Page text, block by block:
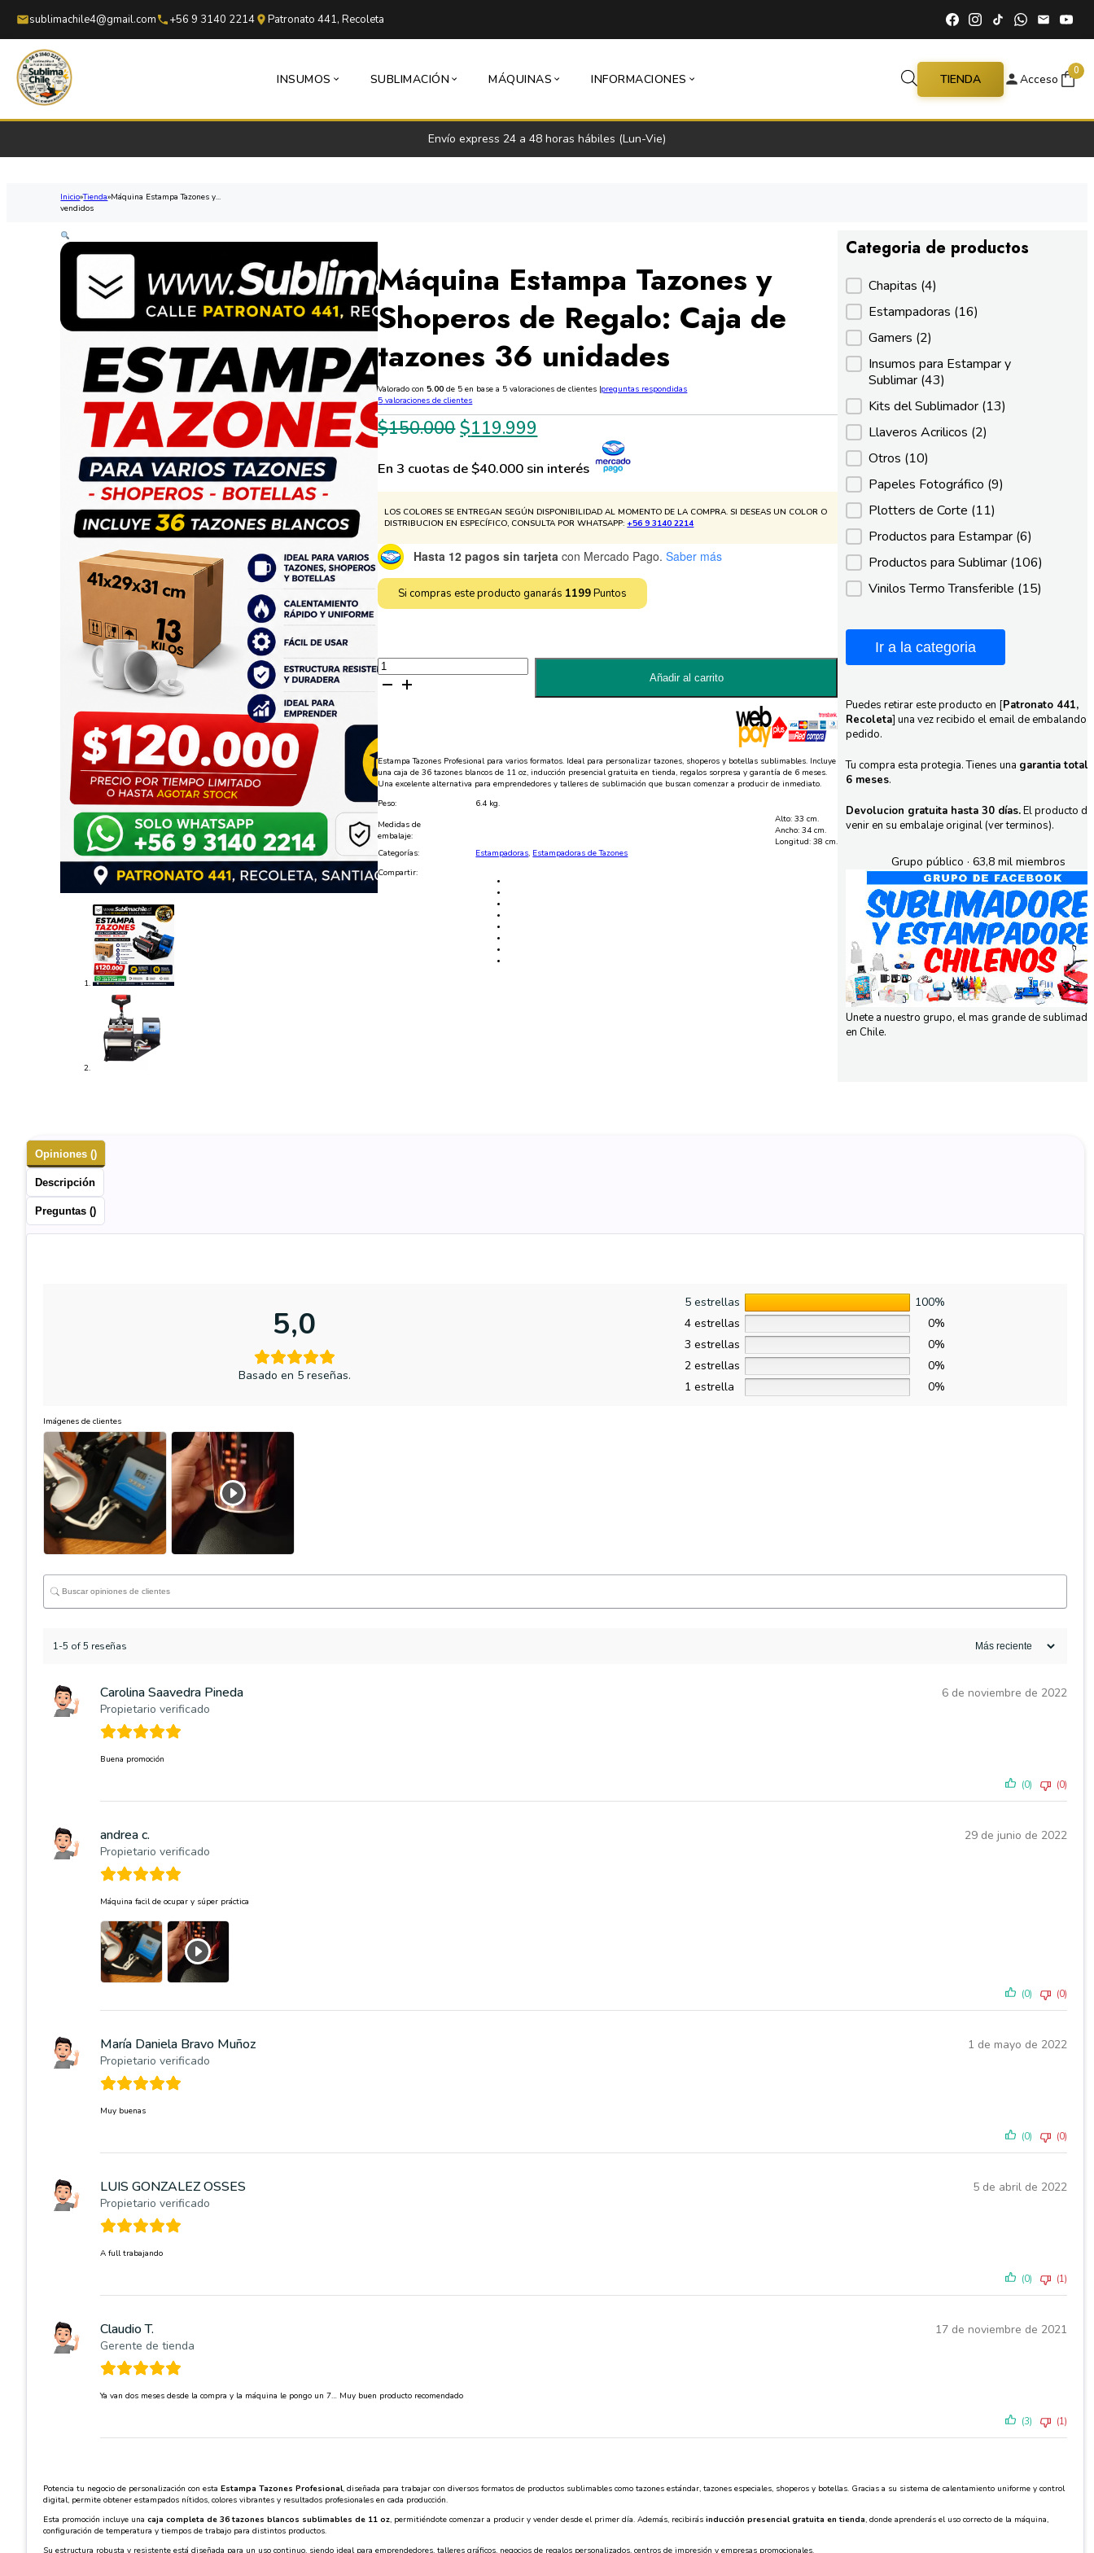
Saltar al contenido principal Saltar al pie de página
sublimachile4@gmail.com +56 9 3140 2214 Patronato 441, Recoleta
INSUMOS SUBLIMACIÓN MÁQUINAS INFORMACIONES TIENDA Acceso
0
Envío express 24 a 48 horas hábiles (Lun-Vie)
Inicio Tienda Máquina Estampa Tazones y...
vendidos
Máquina Estampa Tazones y
Shoperos de Regalo: Caja de
tazones 36 unidades
Valorado con5.00 de 5 en base a 5 valoraciones de clientes
5 valoraciones de clientes
|preguntas respondidas
$150.000 El
original
$150.000.
$119.999
actual
$119.999.
En 3 cuotas de $40.000 sin interés
LOS COLORES SE ENTREGAN SEGÚN DISPONIBILIDAD AL MOMENTO DE LA COMPRA. SI DESEAS UN COLOR O
DISTRIBUCION EN ESPECÍFICO, CONSULTA POR WHATSAPP:+56 9 3140 2214
Hasta 12 pagos sin tarjeta con Mercado Pago. Saber más
Si compras este producto ganarás 1199Puntos
Máquina
Estampa
Tazones
Caja
de
tazones
36
unidades
cantidad
Añadir al carrito
Estampa Tazones Profesional para varios formatos. Ideal para personalizar tazones, shoperos y botellas sublimables. Incluye
una caja de 36 tazones blancos de 11 oz, inducción presencial gratuita en tienda, regalos sorpresa y garantía de 6 meses.
Una excelente alternativa para emprendedores y talleres de sublimación que buscan comenzar a producir de inmediato.
Peso:
6.4 kg.
Medidas de
embalaje:
Alto: 33 cm.
Ancho: 34 cm.
Longitud: 38 cm.
Categorías:
Estampadoras, Estampadoras de Tazones
Compartir:
Categoria de productos
Categoria de productos
Chapitas (4)
Estampadoras (16)
Gamers (2)
Insumos para Estampar y
Sublimar (43)
Kits del Sublimador (13)
Llaveros Acrilicos (2)
Otros (10)
Papeles Fotográfico (9)
Plotters de Corte (11)
Productos para Estampar (6)
Productos para Sublimar (106)
Vinilos Termo Transferible (15)
Ir a la categoria
Puedes retirar este producto en [Patronato 441,
Recoleta] una vez recibido el email de embalando
pedido.
Tu compra esta protegia. Tienes una garantia total
6 meses.
Devolucion gratuita hasta 30 días.El producto
venir en su embalaje original (ver terminos).
Grupo público · 63,8 mil miembros
Unete a nuestro grupo, el mas grande de
en Chile.
Opiniones ()
Descripción
Preguntas ()
5,0
Basado en 5 reseñas.
5 estrellas
100%
4 estrellas
0%
3 estrellas
0%
2 estrellas
0%
1 estrella
0%
Imágenes de clientes
1-5 of 5 reseñas
Carolina Saavedra Pineda
Propietario verificado
6 de noviembre de 2022
Buena promoción
(0) (0)
andrea c.
Propietario verificado
29 de junio de 2022
Máquina facil de ocupar y súper práctica
(0) (0)
María Daniela Bravo Muñoz
Propietario verificado
1 de mayo de 2022
Muy buenas
(0) (0)
LUIS GONZALEZ OSSES
Propietario verificado
5 de abril de 2022
A full trabajando
(0) (1)
Claudio T.
Gerente de tienda
17 de noviembre de 2021
Ya van dos meses desde la compra y la máquina le pongo un 7… Muy buen producto recomendado
(3) (1)
Potencia tu negocio de personalización con esta Estampa Tazones Profesional, diseñada para trabajar con diversos formatos de productos sublimables como tazones estándar, tazones especiales, shoperos y botellas. Gracias a su sistema de calentamiento uniforme y control
digital, permite obtener estampados nítidos, colores vibrantes y resultados profesionales en cada producción.
Esta promoción incluye una caja completa de 36 tazones blancos sublimables de 11 oz, permitiéndote comenzar a producir y vender desde el primer día. Además, recibirás inducción presencial gratuita en tienda, donde aprenderás el uso correcto de la máquina,
configuración de temperatura y tiempos de trabajo para distintos productos.
Su estructura robusta y resistente está diseñada para un uso continuo, siendo ideal para emprendedores, talleres gráficos, negocios de regalos personalizados, centros de impresión y empresas promocionales.